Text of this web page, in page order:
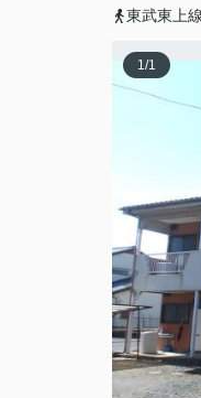
東武東上
1/1